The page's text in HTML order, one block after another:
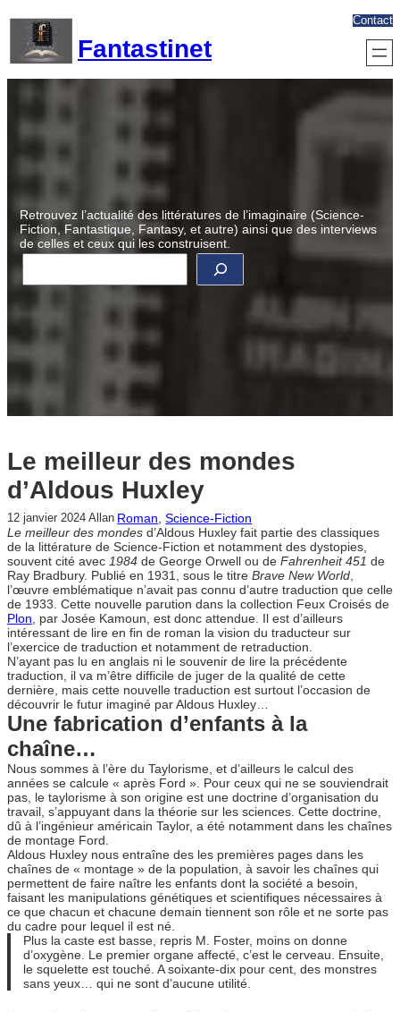
contenu
Fantastinet
Contact
Retrouvez l’actualité des littératures de l’imaginaire (Science-
Fiction, Fantastique, Fantasy, et autre) ainsi que des interviews
de celles et ceux qui les construisent.
R
e
c
c
h
Le meilleur des mondes
d’Aldous Huxley
12 janvier 2024 Allan Roman, Science-Fiction
Le meilleur des mondes d’Aldous Huxley fait partie des classiques
de la littérature de Science-Fiction et notamment des dystopies,
souvent cité avec 1984 de George Orwell ou de Fahrenheit 451 de
Ray Bradbury. Publié en 1931, sous le titre Brave New World,
l’œuvre emblématique n’avait pas connu d’autre traduction que celle
de 1933. Cette nouvelle parution dans la collection Feux Croisés de
Plon, par Josée Kamoun, est donc attendue. Il est d’ailleurs
intéressant de lire en fin de roman la vision du traducteur sur
l’exercice de traduction et notamment de retraduction.
N’ayant pas lu en anglais ni le souvenir de lire la précédente
traduction, il va m’être difficile de juger de la qualité de cette
dernière, mais cette nouvelle traduction est surtout l’occasion de
découvrir le futur imaginé par Aldous Huxley…
Une fabrication d’enfants à la
chaîne…
Nous sommes à l’ère du Taylorisme, et d’ailleurs le calcul des
années se calcule « après Ford ». Pour ceux qui ne se souviendrait
pas, le taylorisme à son origine est une doctrine d’organisation du
travail, s’appuyant dans la théorie sur les sciences. Cette doctrine,
dû à l’ingénieur américain Taylor, a été notamment dans les chaînes
de montage Ford.
Aldous Huxley nous entraîne des les premières pages dans les
chaînes de « montage » de la population, à savoir les chaînes qui
permettent de faire naître les enfants dont la société a besoin,
faisant les manipulations génétiques et scientifiques nécessaires à
ce que chacun et chacune demain tiennent son rôle et ne sorte pas
du cadre pour lequel il est né.
Plus la caste est basse, repris M. Foster, moins on donne
d’oxygène. Le premier organe affecté, c’est le cerveau. Ensuite,
le squelette est touché. A soixante-dix pour cent, des monstres
sans yeux… qui ne sont d’aucune utilité.